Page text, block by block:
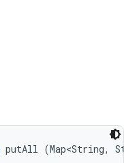
putAll (Map<String,